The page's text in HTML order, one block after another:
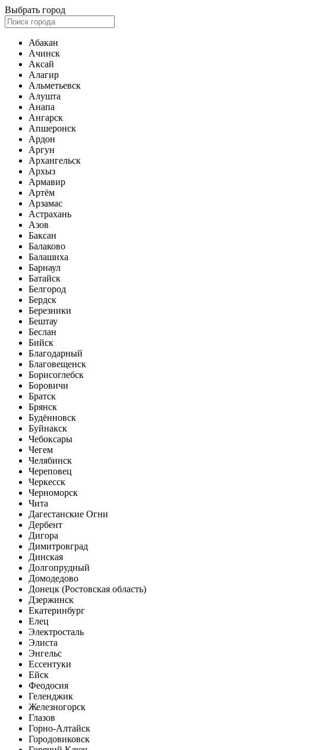
Выбрать город
Абакан
Ачинск
Аксай
Алагир
Альметьевск
Алушта
Анапа
Ангарск
Апшеронск
Ардон
Аргун
Архангельск
Архыз
Армавир
Артём
Арзамас
Астрахань
Азов
Баксан
Балаково
Балашиха
Барнаул
Батайск
Белгород
Бердск
Березники
Бештау
Беслан
Бийск
Благодарный
Благовещенск
Борисоглебск
Боровичи
Братск
Брянск
Будённовск
Буйнакск
Чебоксары
Чегем
Челябинск
Череповец
Черкесск
Черноморск
Чита
Дагестанские Огни
Дербент
Дигора
Димитровград
Динская
Долгопрудный
Домодедово
Донецк (Ростовская область)
Дзержинск
Екатеринбург
Елец
Электросталь
Элиста
Энгельс
Ессентуки
Ейск
Феодосия
Геленджик
Железногорск
Глазов
Горно-Алтайск
Городовиковск